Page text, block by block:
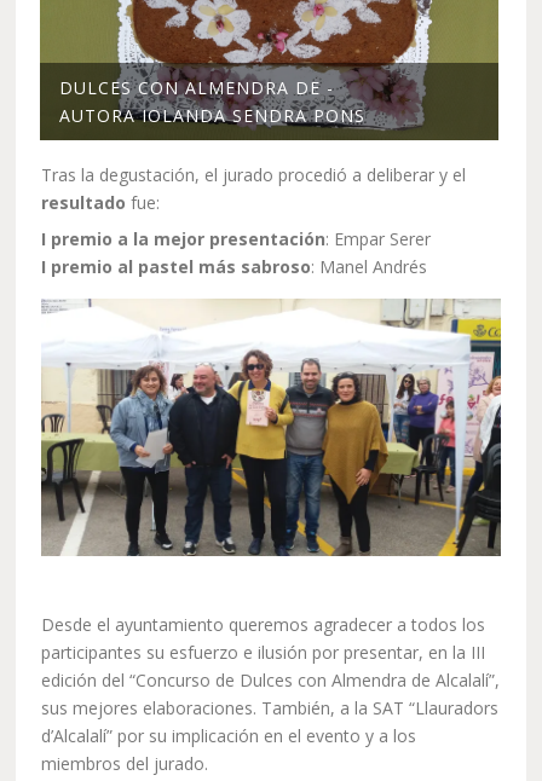
DULCES CON ALMENDRA DE -
AUTORA IOLANDA SENDRA PONS
Tras la degustación, el jurado procedió a deliberar y el
resultado fue:
I premio a la mejor presentación: Empar Serer
I premio al pastel más sabroso: Manel Andrés
Desde el ayuntamiento queremos agradecer a todos los
participantes su esfuerzo e ilusión por presentar, en la III
edición del “Concurso de Dulces con Almendra de Alcalalí”,
sus mejores elaboraciones. También, a la SAT “Llauradors
d’Alcalalí” por su implicación en el evento y a los
miembros del jurado.